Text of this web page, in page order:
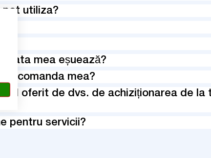
pot utiliza?
plata mea eșuează?
la comanda mea?
oferit de dvs. de achiziționarea de la
pentru servicii?